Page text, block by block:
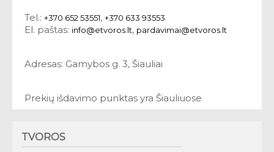
Tel.: +370 652 53551, +370 633 93553
El. paštas: info@etvoros.lt, pardavimai@etvoros.lt
Adresas: Gamybos g. 3, Šiauliai
Prekių išdavimo punktas yra Šiauliuose
TVOROS